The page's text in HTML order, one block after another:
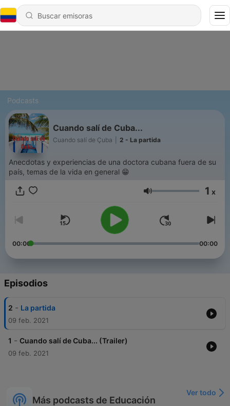
Podcasts
Cuando salí de Cuba...
Cuando salí de Çuba 2 - La partida
Anecdotas y experiencias de una doctora cubana fuera de su
país, temas de la vida en general 😁
Volumen 1 x
00:00 00:00
Episodios
2 - La partida
09 feb. 2021
1 - Cuando salí de Cuba... (Trailer)
09 feb. 2021
Más podcasts de Educación
Ver todo